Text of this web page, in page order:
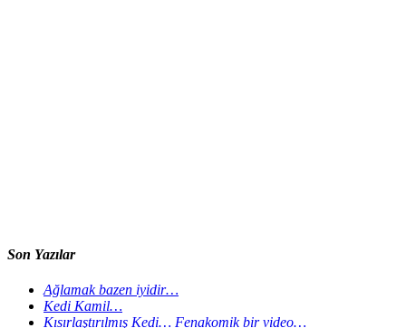
Son Yazılar
Ağlamak bazen iyidir…
Kedi Kamil…
Kısırlaştırılmış Kedi… Fenakomik bir video…